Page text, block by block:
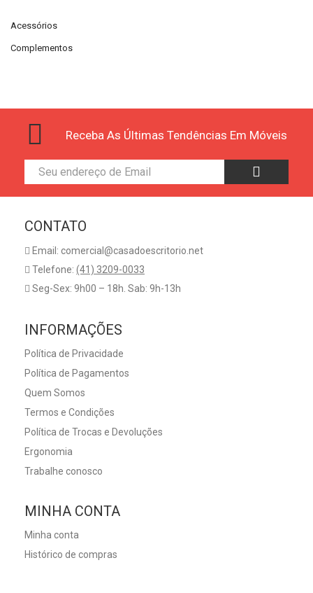
Acessórios
Complementos
Receba As Últimas Tendências Em Móveis
CONTATO
Email: comercial@casadoescritorio.net
Telefone: (41) 3209-0033
Seg-Sex: 9h00 – 18h. Sab: 9h-13h
INFORMAÇÕES
Política de Privacidade
Política de Pagamentos
Quem Somos
Termos e Condições
Política de Trocas e Devoluções
Ergonomia
Trabalhe conosco
MINHA CONTA
Minha conta
Histórico de compras